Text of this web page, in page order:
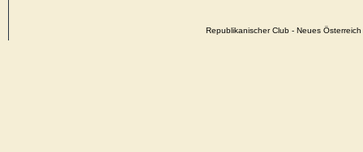
Republikanischer Club - Neues